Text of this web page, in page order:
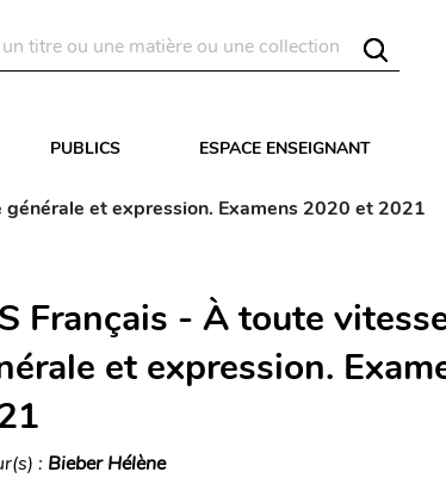
PUBLICS ESPACE ENSEIGNANT
et expression. Examens 2020 et 2021
Français - À toute
et expression.
: Bieber Hélène